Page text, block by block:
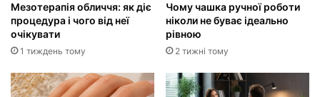
Мезотерапія обличчя: як діє
процедура і чого від неї
очікувати
1 тиждень тому
Чому чашка ручної роботи
ніколи не буває ідеально
рівною
2 тижні тому